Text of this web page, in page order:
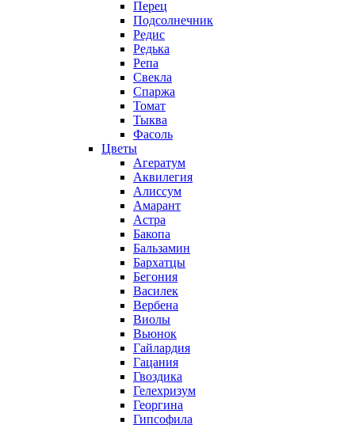
Перец
Подсолнечник
Редис
Редька
Репа
Свекла
Спаржа
Томат
Тыква
Фасоль
Цветы
Агератум
Аквилегия
Алиссум
Амарант
Астра
Бакопа
Бальзамин
Бархатцы
Бегония
Василек
Вербена
Виолы
Вьюнок
Гайлардия
Гацания
Гвоздика
Гелехризум
Георгина
Гипсофила